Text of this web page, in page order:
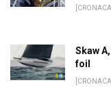
Skaw
foil